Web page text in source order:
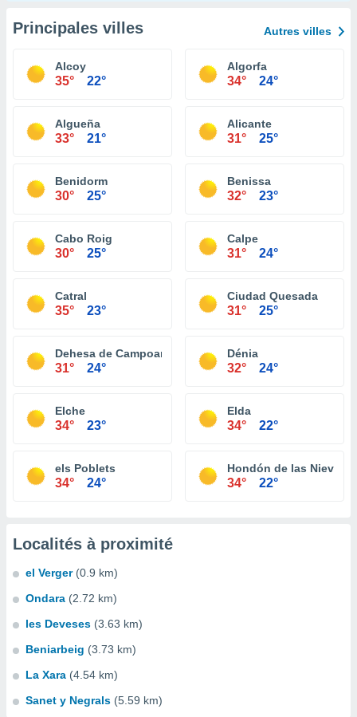
Principales villes Autres villes
Alcoy
35° 22°
Algorfa
34° 24°
Algueña
33° 21°
Alicante
31° 25°
Benidorm
30° 25°
Benissa
32° 23°
Cabo Roig
30° 25°
Calpe
31° 24°
Catral
35° 23°
Ciudad Quesada
31° 25°
Dehesa de Campoamor
31° 24°
Dénia
32° 24°
Elche
34° 23°
Elda
34° 22°
els Poblets
34° 24°
Hondón de las Nieves
34° 22°
Localités à proximité
el Verger (0.9 km)
Ondara (2.72 km)
les Deveses (3.63 km)
Beniarbeig (3.73 km)
La Xara (4.54 km)
Sanet y Negrals (5.59 km)